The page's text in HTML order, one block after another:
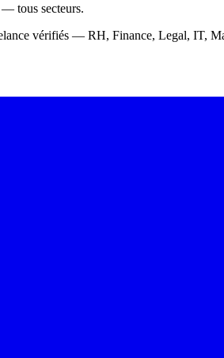
tous secteurs.
vérifiés — RH, Finance, Legal,